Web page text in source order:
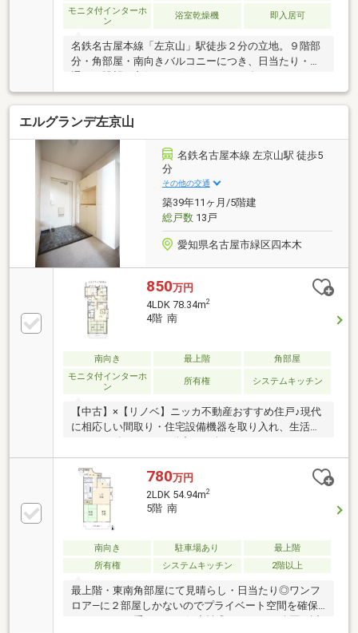
けるお店です。＝＝＝＝＝＝＝＝＝＝＝＝＝＝＝＝＝
＝＝＝＝＝＝＝＝
モニタ付インターホ
ン
浴室乾燥機 即入居可
名鉄名古屋本線「左京山」駅徒歩２分の立地。９階部
分・角部屋・南向きバルコニーにつき、日当たり・風
通し・眺望が良好でございます。2026年６月リフォー
ム完了済みで、キッチン・浴室・洗面台・トイレ等の
水回り交換・クロス貼替・フローリング貼替・ハウス
クリーニング等を実施。マックスバリュ左京山店まで
徒歩４分、小中学校まで徒歩７分圏内と生活利便性も
良好です。名鉄左京山駅徒歩２分マックスバリュ左京
山店まで290m 徒歩4分名古屋市立平子小学校まで
500m 徒歩7分名古屋市立左京山中学校まで540m 徒歩7
分●物件の詳細・ご相談については、担当までお気軽
にお問い合わせください。
エルグランデ左京山
名鉄名古屋本線 左京山駅 徒歩5
分
その他の交通
築39年11ヶ月/5階建
総戸数13戸
愛知県名古屋市緑区四本木
850万円
4LDK 78.34m2
4階 南
南向き 最上階
角部屋
モニタ付インターホ
ン
所有権 システムキッチン
【中古】×【リノベ】ニッカ不動産おすすめ住戸♪現代
に相応しい間取り・住宅設備機器を取り入れ、生活を
サポート致します♪不動産ご紹介からリノベーション
まで一貫サポートのニッカ不動産にお任せ下さい！＼
家具や家電、住宅ローンに組込めます／▼お電話での
ご予約、ご質問・お問合せはこちらまで▼TEL：0120-
68-7549【通話無料】ニッカ不動産へ！～空家につき
即日のご案内も可能～お気兼ねなくお問合せください
ませ住宅ローンやリフォームのご相談も承ります！
780万円
2LDK 54.94m2
5階 南
南向き 駐車場あり
最上階
所有権
システムキッチン 2階以上
最上階・東南角部屋にて見晴らし・日当たり◎ワンフ
ロア―に２部屋しかないのでプライベート空間を確保